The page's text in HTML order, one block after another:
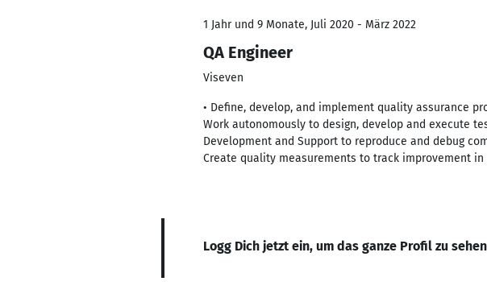
1 Jahr und 9 Monate, Juli 2020 - März 2022
QA Engineer
Viseven
• Define, develop, and implement quality assurance
Work autonomously to design, develop and execute
Development and Support to reproduce and debug
Create quality measurements to track improvement in
Logg Dich jetzt ein, um das ganze Profil zu